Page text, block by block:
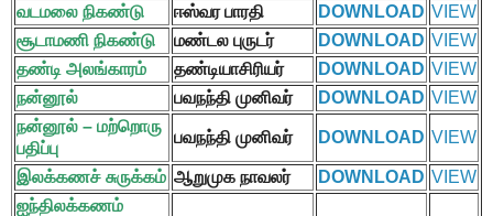
வடமலை நிகண்டு
ஈஸ்வர பாரதி DOWNLOAD VIEW
சூடாமணி நிகண்டு
மண்டல புருடர் DOWNLOAD VIEW
தண்டி அலங்காரம்
தண்டியாசிரியர் DOWNLOAD VIEW
நன்னூல்
பவநந்தி முனிவர் DOWNLOAD VIEW
நன்னூல் – மற்றொரு
பதிப்பு
பவநந்தி முனிவர் DOWNLOAD VIEW
இலக்கணச் சுருக்கம் ஆறுமுக நாவலர் DOWNLOAD VIEW
ஐந்திலக்கணம்